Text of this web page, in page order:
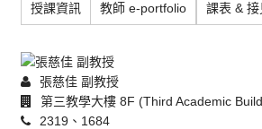
授課資訊 教師 e-portfolio 課表 & 接
張慈佳 副教授
第三教學大樓 8F (Third Academic
2319、1684